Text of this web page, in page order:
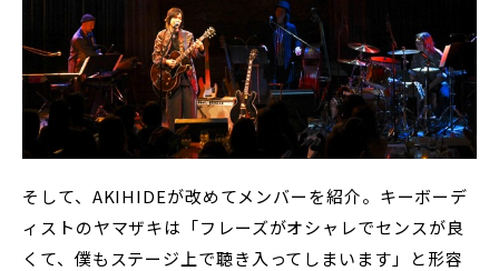
そして、AKIHIDEが改めてメンバーを紹介。キーボーデ
ィストのヤマザキは「フレーズがオシャレでセンスが良
くて、僕もステージ上で聴き入ってしまいます」と形容